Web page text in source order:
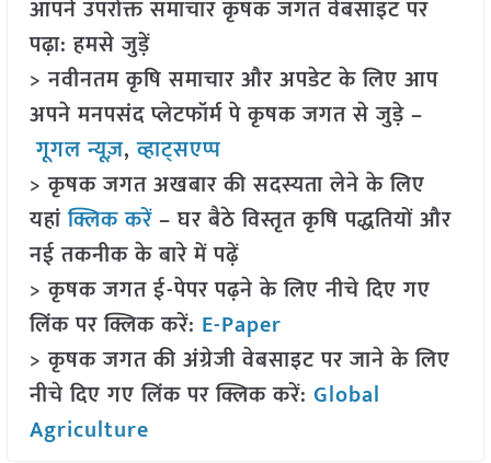
आपने उपरोक्त समाचार कृषक जगत वेबसाइट पर
पढ़ा: हमसे जुड़ें
> नवीनतम कृषि समाचार और अपडेट के लिए आप
अपने मनपसंद प्लेटफॉर्म पे कृषक जगत से जुड़े –
गूगल न्यूज़,व्हाट्सएप्प
> कृषक जगत अखबार की सदस्यता लेने के लिए
यहांक्लिक करें– घर बैठे विस्तृत कृषि पद्धतियों और
नई तकनीक के बारे में पढ़ें
> कृषक जगत ई-पेपर पढ़ने के लिए नीचे दिए गए
लिंक पर क्लिक करें: E-Paper
> कृषक जगत की अंग्रेजी वेबसाइट पर जाने के लिए
नीचे दिए गए लिंक पर क्लिक करें: Global
Agriculture